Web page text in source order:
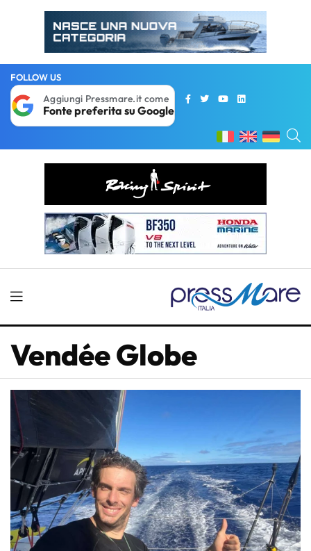
FOLLOW US
Aggiungi Pressmare.it come
Fonte preferita su Google
Vendée Globe